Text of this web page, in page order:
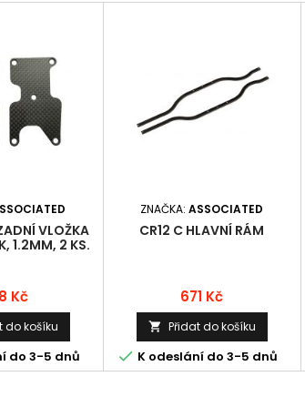
VLOŽKA
1.2MM, 2 KS.
Kč
do košíku
do 3-5 dnů
ZNAČKA: ASSOCIATED
CR12 C HLAVNÍ RÁM
Cena
671 Kč
 Přidat do košíku
 K odeslání do 3-5 dnů